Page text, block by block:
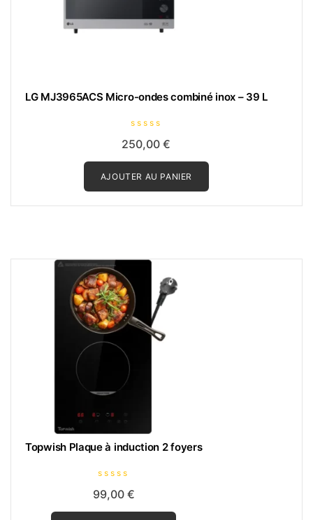
LG MJ3965ACS Micro-ondes combiné inox – 39 L
o
e
s
r
5
250,00€
AJOUTER AU PANIER
Topwish Plaque à induction 2 foyers
o
e
99,00 €